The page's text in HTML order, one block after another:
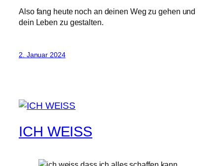
Also fang heute noch an deinen Weg zu gehen und
dein Leben zu gestalten.
2. Januar 2024
ICH WEISS